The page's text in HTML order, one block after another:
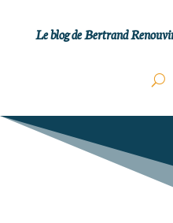
Le blog de Bertrand